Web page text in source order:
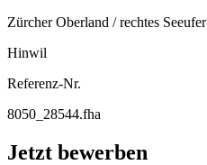
Zürcher Oberland / rechtes Seeufer
Hinwil
Referenz-Nr.
8050_28544.fha
Jetzt bewerben